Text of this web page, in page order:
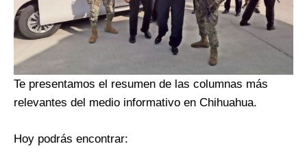
Te presentamos el resumen de las columnas más
relevantes del medio informativo en Chihuahua.
Hoy podrás encontrar: